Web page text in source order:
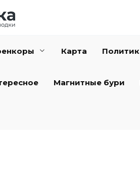
Карта
Магнитные бури